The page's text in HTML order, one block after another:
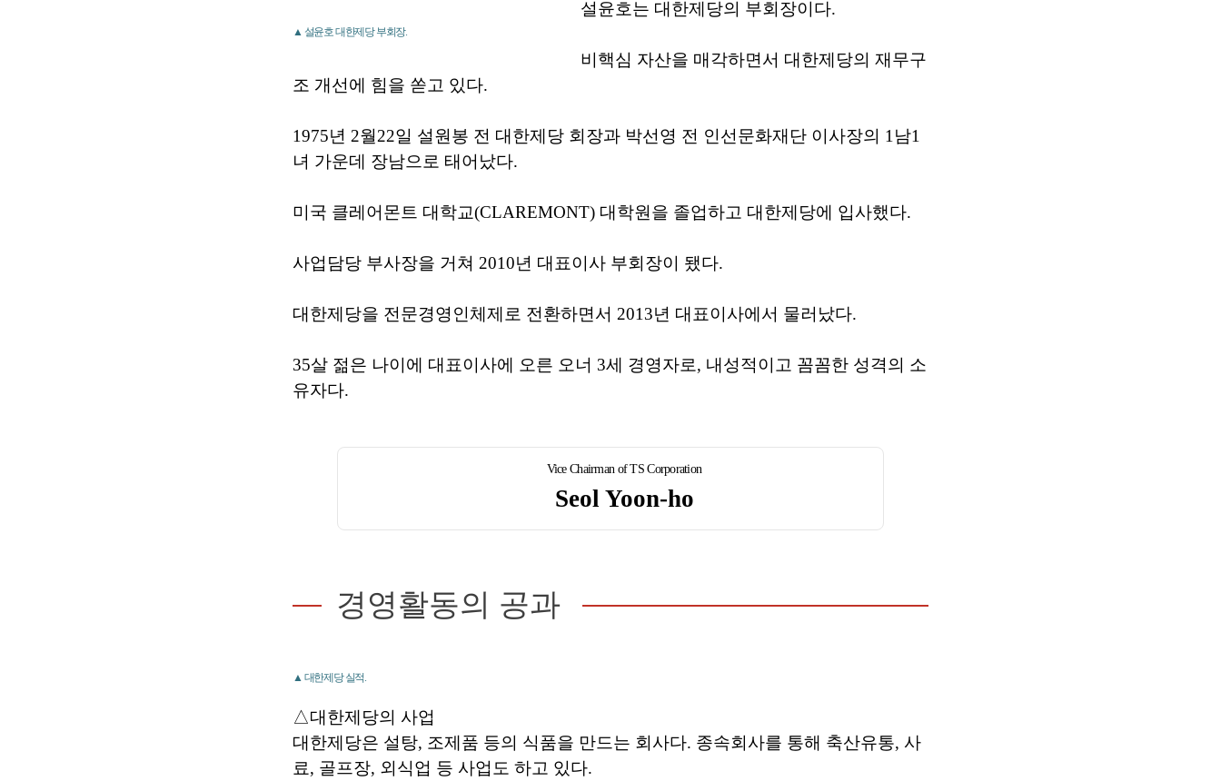
▲ 설윤호 대한제당 부회장.
설윤호는 대한제당의 부회장이다.
비핵심 자산을 매각하면서 대한제당의 재무구
조 개선에 힘을 쏟고 있다.
1975년 2월22일 설원봉 전 대한제당 회장과 박선영 전 인선문화재단 이사장의 1남1
녀 가운데 장남으로 태어났다.
미국 클레어몬트 대학교(CLAREMONT) 대학원을 졸업하고 대한제당에 입사했다.
사업담당 부사장을 거쳐 2010년 대표이사 부회장이 됐다.
대한제당을 전문경영인체제로 전환하면서 2013년 대표이사에서 물러났다.
35살 젊은 나이에 대표이사에 오른 오너 3세 경영자로, 내성적이고 꼼꼼한 성격의 소
유자다.
Vice Chairman of TS Corporation
Seol Yoon-ho
경영활동의 공과
▲ 대한제당 실적.
△대한제당의 사업
대한제당은 설탕, 조제품 등의 식품을 만드는 회사다. 종속회사를 통해 축산유통, 사
료, 골프장, 외식업 등 사업도 하고 있다.